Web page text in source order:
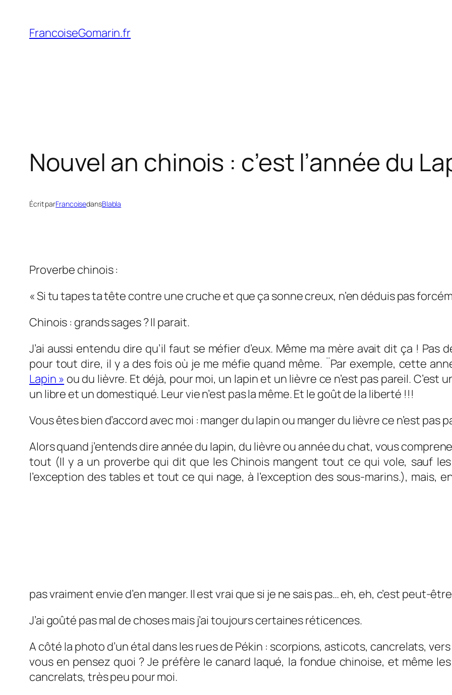
contenu
FrancoiseGomarin.fr
Nouvel an chinois : c’est l’année du
Écrit parFrancoisedansBlabla
Proverbe chinois :
« Si tu tapes ta tête contre une cruche et que ça sonne creux, n’en déduis pas
Chinois : grands sages ? Il parait.
J’ai aussi entendu dire qu’il faut se méfier d’eux. Même ma mère avait dit ça ! Pas
pour tout dire, il y a des fois où je me méfie quand même. ¨Par exemple, cette
Lapin » ou du lièvre. Et déjà, pour moi, un lapin et un lièvre ce n’est pas pareil. C’est
un libre et un domestiqué. Leur vie n’est pas la même. Et le goût de la liberté !!!
Vous êtes bien d’accord avec moi : manger du lapin ou manger du lièvre ce n’est pas
Alors quand j’entends dire année du lapin, du lièvre ou année du chat, vous
tout (Il y a un proverbe qui dit que les Chinois mangent tout ce qui vole, sauf
l’exception des tables et tout ce qui nage, à l’exception des sous-marins.), mais,
pas vraiment envie d’en manger. Il est vrai que si je ne sais pas… eh, eh, c’est peut-
J’ai goûté pas mal de choses mais j’ai toujours certaines réticences.
A côté la photo d’un étal dans les rues de Pékin : scorpions, asticots, cancrelats,
vous en pensez quoi ? Je préfère le canard laqué, la fondue chinoise, et même
cancrelats, très peu pour moi.